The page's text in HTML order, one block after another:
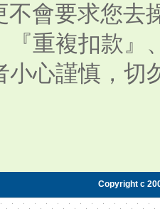
不會要求您去
『重複扣款
小心謹慎，切
Copyright c